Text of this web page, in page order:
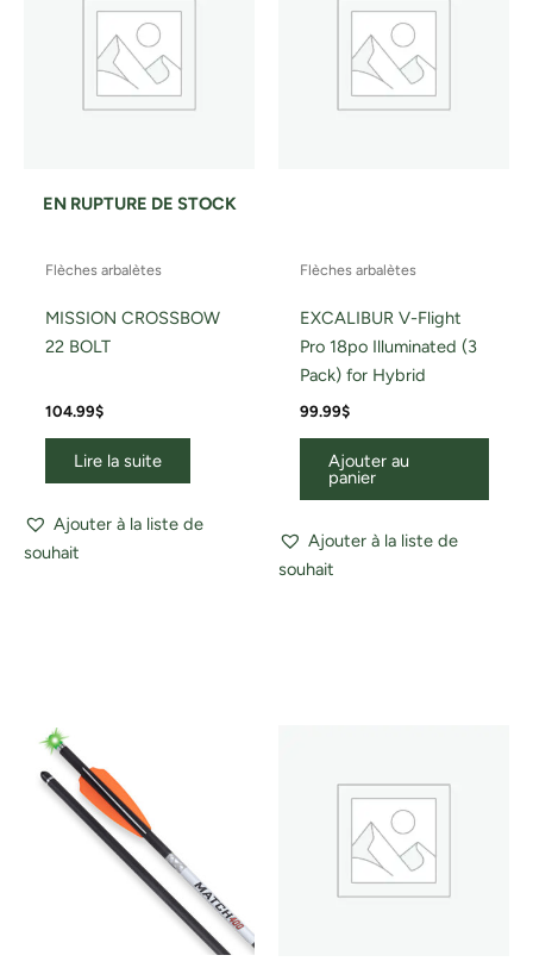
EN RUPTURE DE STOCK
Flèches arbalètes
MISSION CROSSBOW
22 BOLT
104.99$
Lire la suite
Ajouter à la liste de
souhait
Flèches arbalètes
EXCALIBUR V-Flight
Pro 18po Illuminated (3
Pack) for Hybrid
99.99$
Ajouter au
panier
Ajouter à la liste de
souhait